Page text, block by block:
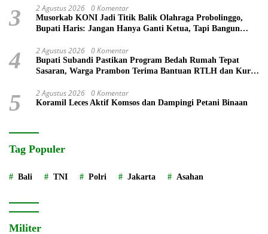
3 2 Agustus 2026 0 Komentar
Musorkab KONI Jadi Titik Balik Olahraga Probolinggo,
Bupati Haris: Jangan Hanya Ganti Ketua, Tapi Bangun
4 2 Agustus 2026 0 Komentar
Bupati Subandi Pastikan Program Bedah Rumah Tepat
Sasaran, Warga Prambon Terima Bantuan RTLH dan Kursi
5 2 Agustus 2026 0 Komentar
Koramil Leces Aktif Komsos dan Dampingi Petani Binaan
Tag Populer
Bali TNI Polri Jakarta Asahan
Militer